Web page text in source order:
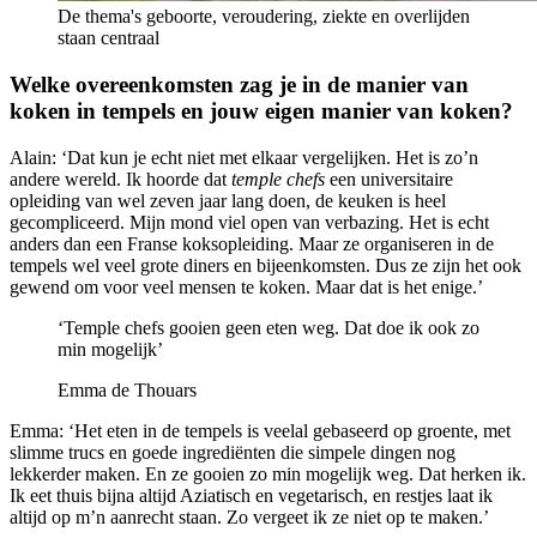
De thema's geboorte, veroudering, ziekte en overlijden
staan centraal
Welke overeenkomsten zag je in de manier van
koken in tempels en jouw eigen manier van koken?
Alain: ‘Dat kun je echt niet met elkaar vergelijken. Het is zo’n
andere wereld. Ik hoorde dat temple chefs een universitaire
opleiding van wel zeven jaar lang doen, de keuken is heel
gecompliceerd. Mijn mond viel open van verbazing. Het is echt
anders dan een Franse koksopleiding. Maar ze organiseren in de
tempels wel veel grote diners en bijeenkomsten. Dus ze zijn het ook
gewend om voor veel mensen te koken. Maar dat is het enige.’
‘Temple chefs gooien geen eten weg. Dat doe ik ook zo
min mogelijk’
Emma de Thouars
Emma: ‘Het eten in de tempels is veelal gebaseerd op groente, met
slimme trucs en goede ingrediënten die simpele dingen nog
lekkerder maken. En ze gooien zo min mogelijk weg. Dat herken ik.
Ik eet thuis bijna altijd Aziatisch en vegetarisch, en restjes laat ik
altijd op m’n aanrecht staan. Zo vergeet ik ze niet op te maken.’